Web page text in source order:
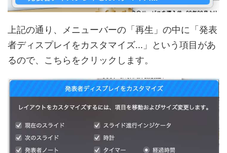
上記の通り、メニューバーの「再生」の中に「発表
者ディスプレイをカスタマイズ...」という項目があ
るので、こちらをクリックします。